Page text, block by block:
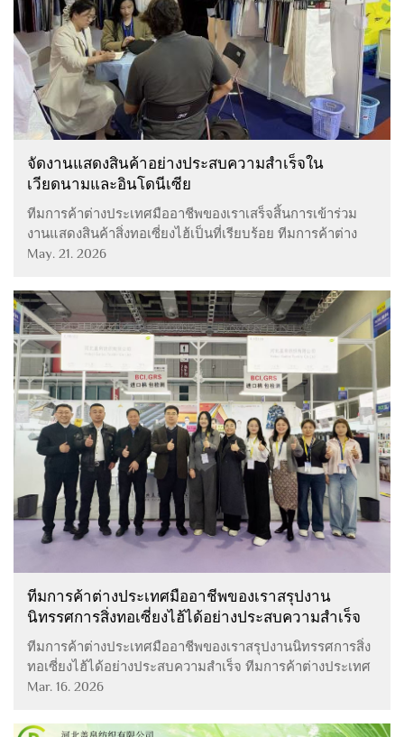
จัดงานแสดงสินค้าอย่างประสบความสำเร็จใน
เวียดนามและอินโดนีเซีย
ทีมการค้าต่างประเทศมืออาชีพของเราเสร็จสิ้นการเข้าร่วม
งานแสดงสินค้าสิ่งทอเซี่ยงไฮ้เป็นที่เรียบร้อย ทีมการค้าต่าง
ประเทศที่ทุ่มเทและมีความเชี่ยวชาญของเรายุติการเดินทาง
มาก ตลอดช่วงเวลา...
May. 21. 2026
ทีมการค้าต่างประเทศมืออาชีพของเราสรุปงาน
นิทรรศการสิ่งทอเซี่ยงไฮ้ได้อย่างประสบความสำเร็จ
ทีมการค้าต่างประเทศมืออาชีพของเราสรุปงานนิทรรศการสิ่ง
ทอเซี่ยงไฮ้ได้อย่างประสบความสำเร็จ ทีมการค้าต่างประเทศ
ที่ทุ่มเทและมีความเชี่ยวชาญของเรารวบรวมภารกิจในการ
ตลอดระยะเวลาจัดงาน เราได้รับการตอบรับอย่างดีเยี่ยม...
Mar. 16. 2026